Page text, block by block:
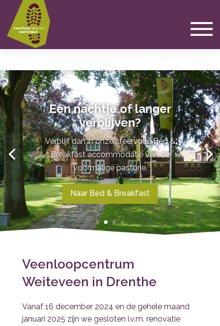
Een nachtje of langer
verblijven?
Verblijf dan in onze sfeervolle Bed &
Breakfast accommodatie van de
voormalige pastorie.
Naar Bed & Breakfast
Veenloopcentrum
Weiteveen in Drenthe
Vanaf 16 december 2024 en de gehele maand
januari 2025 zijn we gesloten i.v.m. renovatie